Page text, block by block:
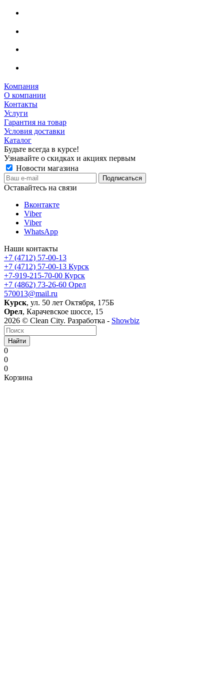
Компания
О компании
Контакты
Услуги
Гарантия на товар
Условия доставки
Каталог
Будьте всегда в курсе!
Узнавайте о скидках и акциях первым
Новости магазина
Оставайтесь на связи
Вконтакте
Viber
Viber
WhatsApp
Наши контакты
+7 (4712) 57-00-13
+7 (4712) 57-00-13 Курск
+7-919-215-70-00 Курск
+7 (4862) 73-26-60 Орел
570013@mail.ru
Курск, ул. 50 лет Октября, 175Б
Орел, Карачевское шоссе, 15
2026 © Clean City. Разработка - Showbiz
Найти
0
0
0
Корзина